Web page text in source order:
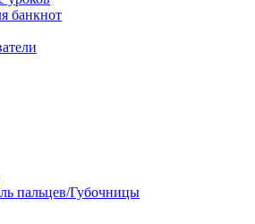
банкнот
пальцев/Губочницы